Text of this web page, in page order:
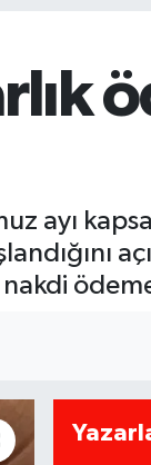
ayı